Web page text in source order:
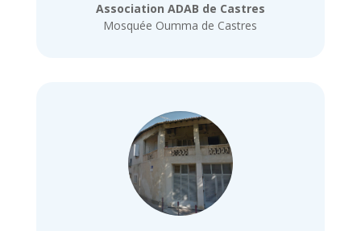
Association ADAB de Castres
Mosquée Oumma de Castres